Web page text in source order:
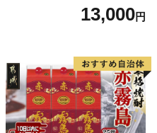
変更品 飲み比べ セット 合計
2本 720ml×各1本 25度 焼酎
13,000円